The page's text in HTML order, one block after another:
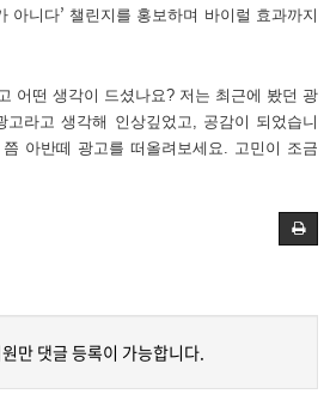
아니다’ 챌린지를 홍보하며 바이럴 효과까지
어떤 생각이 드셨나요? 저는 최근에 봤던 광
라고 생각해 인상깊었고, 공감이 되었습니
아반떼 광고를 떠올려보세요. 고민이 조금
만 댓글 등록이 가능합니다.